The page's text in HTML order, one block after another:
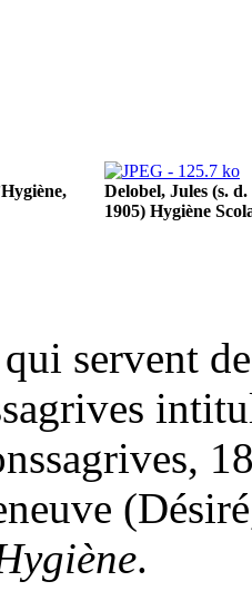
Delobel, Jules (s.
1905) Hygiène
servent
.